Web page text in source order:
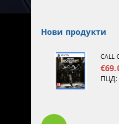
Нови продукти
ПЦД: